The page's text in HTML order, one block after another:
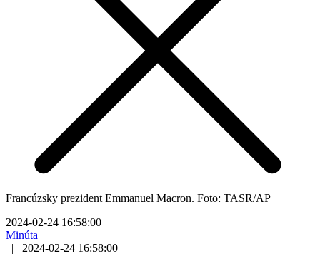
Francúzsky prezident Emmanuel Macron. Foto: TASR/AP
2024-02-24 16:58:00
Minúta
|
2024-02-24 16:58:00